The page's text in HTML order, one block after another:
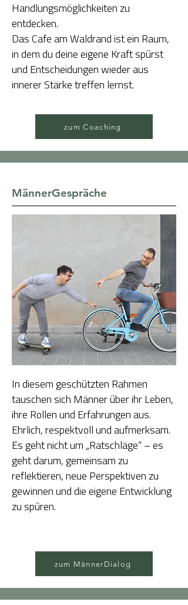
Handlungsmöglichkeiten zu
entdecken.
Das Cafe am Waldrand ist ein Raum,
in dem du deine eigene Kraft spürst
und Entscheidungen wieder aus
innerer Stärke treffen lernst.​
zum Coaching
MännerGespräche
In diesem geschützten Rahmen
tauschen sich Männer über ihr Leben,
ihre Rollen und Erfahrungen aus.
Ehrlich, respektvoll und aufmerksam.
Es geht nicht um „Ratschläge“ – es
geht darum, gemeinsam zu
reflektieren, neue Perspektiven zu
gewinnen und die eigene Entwicklung
zu spüren.
zum MännerDialog